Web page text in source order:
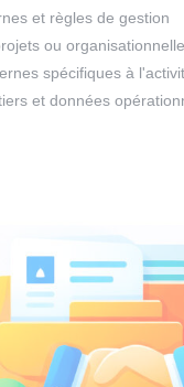
et règles de gestion
ou
spécifiques à
et données